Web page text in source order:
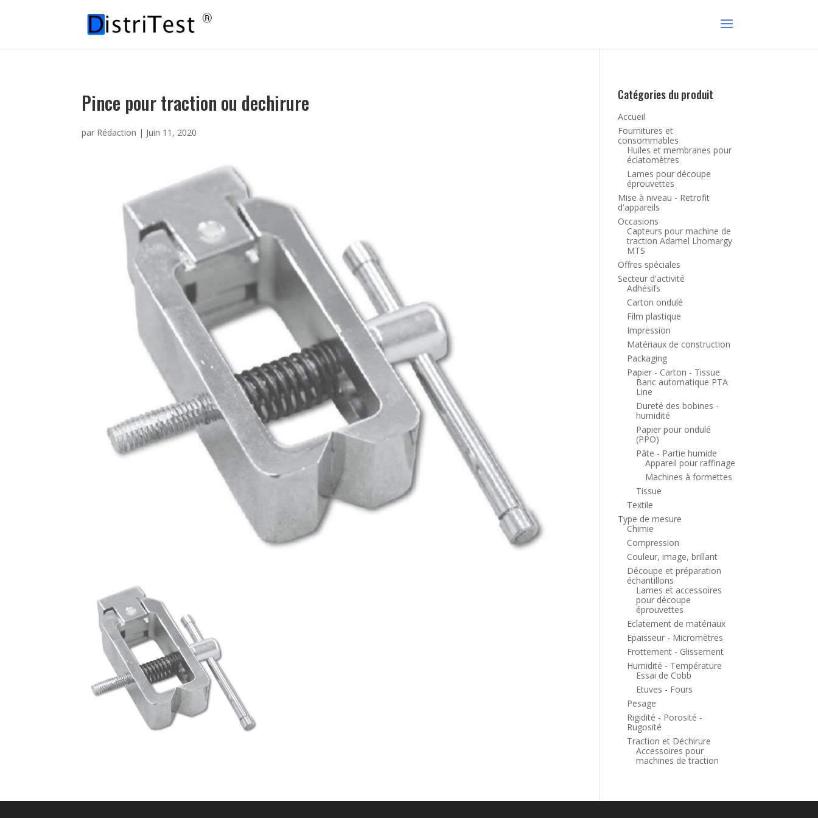
Pince pour traction ou dechirure
par Rédaction | Juin 11, 2020
Catégories du produit
Accueil
Fournitures et
consommables
Huiles et membranes pour
éclatomètres
Lames pour découpe
éprouvettes
Mise à niveau - Retrofit
d'appareils
Occasions
Capteurs pour machine de
traction Adamel Lhomargy
MTS
Offres spéciales
Secteur d'activité
Adhésifs
Carton ondulé
Film plastique
Impression
Matériaux de construction
Packaging
Papier - Carton - Tissue
Banc automatique PTA
Line
Dureté des bobines -
humidité
Papier pour ondulé
(PPO)
Pâte - Partie humide
Appareil pour raffinage
Machines à formettes
Tissue
Textile
Type de mesure
Chimie
Compression
Couleur, image, brillant
Découpe et préparation
échantillons
Lames et accessoires
pour découpe
éprouvettes
Eclatement de matériaux
Epaisseur - Micromètres
Frottement - Glissement
Humidité - Température
Essai de Cobb
Etuves - Fours
Pesage
Rigidité - Porosité -
Rugosité
Traction et Déchirure
Accessoires pour
machines de traction